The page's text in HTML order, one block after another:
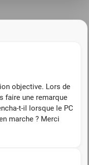
objective. Lors de
faire une remarque
t-il lorsque le PC
marche ? Merci